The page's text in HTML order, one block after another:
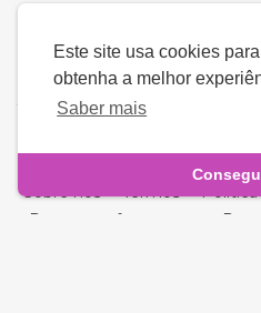
Este site usa cookies
obtenha a melhor
Saber mais
Sobre nós-Termos-Política
Perguntas frequentes